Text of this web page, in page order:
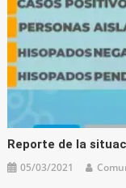
Reporte de la
05/03/2021